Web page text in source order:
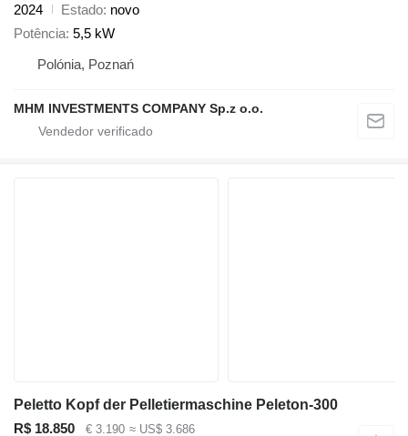
2024
Estado novo
Potência 5,5 kW
Polónia, Poznań
MHM INVESTMENTS COMPANY Sp.z o.o.
Peletto Kopf der Pelletiermaschine Peleton-300
R$ 18.850
€ 3.190 ≈ US$ 3.686